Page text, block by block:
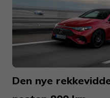
Den nye